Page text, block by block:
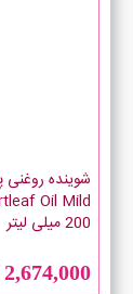
شوینده
200 میلی لیتر
2,674,000 تومان